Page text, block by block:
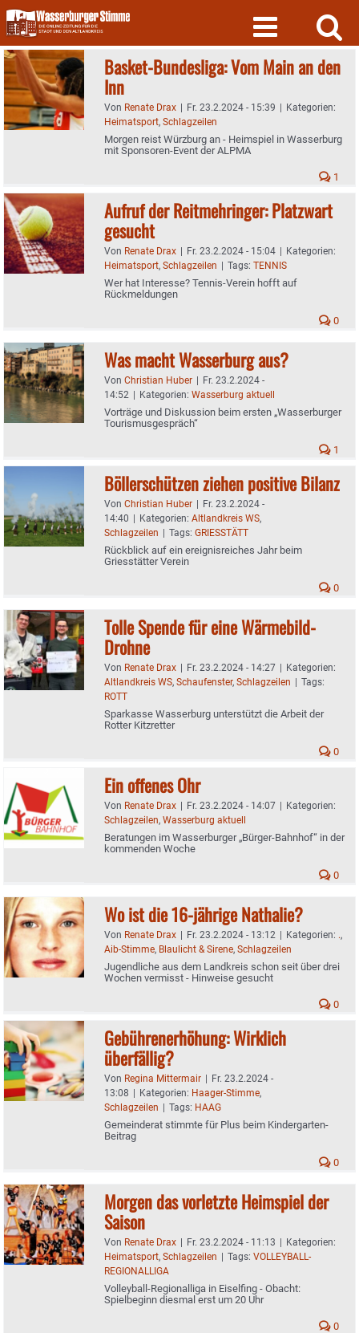
Skip
to
content
Basket-Bundesliga: Vom Main an den
Inn
Von Renate Drax | Fr. 23.2.2024 - 15:39 | Kategorien:
Heimatsport, Schlagzeilen
Morgen reist Würzburg an - Heimspiel in Wasserburg
mit Sponsoren-Event der ALPMA
1
Aufruf der Reitmehringer: Platzwart
gesucht
Von Renate Drax | Fr. 23.2.2024 - 15:04 | Kategorien:
Heimatsport, Schlagzeilen | Tags: TENNIS
Wer hat Interesse? Tennis-Verein hofft auf
Rückmeldungen
0
Was macht Wasserburg aus?
Von Christian Huber | Fr. 23.2.2024 -
14:52 | Kategorien: Wasserburg aktuell
Vorträge und Diskussion beim ersten „Wasserburger
Tourismusgespräch“
1
Böllerschützen ziehen positive Bilanz
Von Christian Huber | Fr. 23.2.2024 -
14:40 | Kategorien: Altlandkreis WS,
Schlagzeilen | Tags: GRIESSTÄTT
Rückblick auf ein ereignisreiches Jahr beim
Griesstätter Verein
0
Tolle Spende für eine Wärmebild-
Drohne
Von Renate Drax | Fr. 23.2.2024 - 14:27 | Kategorien:
Altlandkreis WS, Schaufenster, Schlagzeilen | Tags:
ROTT
Sparkasse Wasserburg unterstützt die Arbeit der
Rotter Kitzretter
0
Ein offenes Ohr
Von Renate Drax | Fr. 23.2.2024 - 14:07 | Kategorien:
Schlagzeilen, Wasserburg aktuell
Beratungen im Wasserburger „Bürger-Bahnhof“ in der
kommenden Woche
0
Wo ist die 16-jährige Nathalie?
Von Renate Drax | Fr. 23.2.2024 - 13:12 | Kategorien: .,
Aib-Stimme, Blaulicht & Sirene, Schlagzeilen
Jugendliche aus dem Landkreis schon seit über drei
Wochen vermisst - Hinweise gesucht
0
Gebührenerhöhung: Wirklich
überfällig?
Von Regina Mittermair | Fr. 23.2.2024 -
13:08 | Kategorien: Haager-Stimme,
Schlagzeilen | Tags: HAAG
Gemeinderat stimmte für Plus beim Kindergarten-
Beitrag
0
Morgen das vorletzte Heimspiel der
Saison
Von Renate Drax | Fr. 23.2.2024 - 11:13 | Kategorien:
Heimatsport, Schlagzeilen | Tags: VOLLEYBALL-
REGIONALLIGA
Volleyball-Regionalliga in Eiselfing - Obacht:
Spielbeginn diesmal erst um 20 Uhr
0